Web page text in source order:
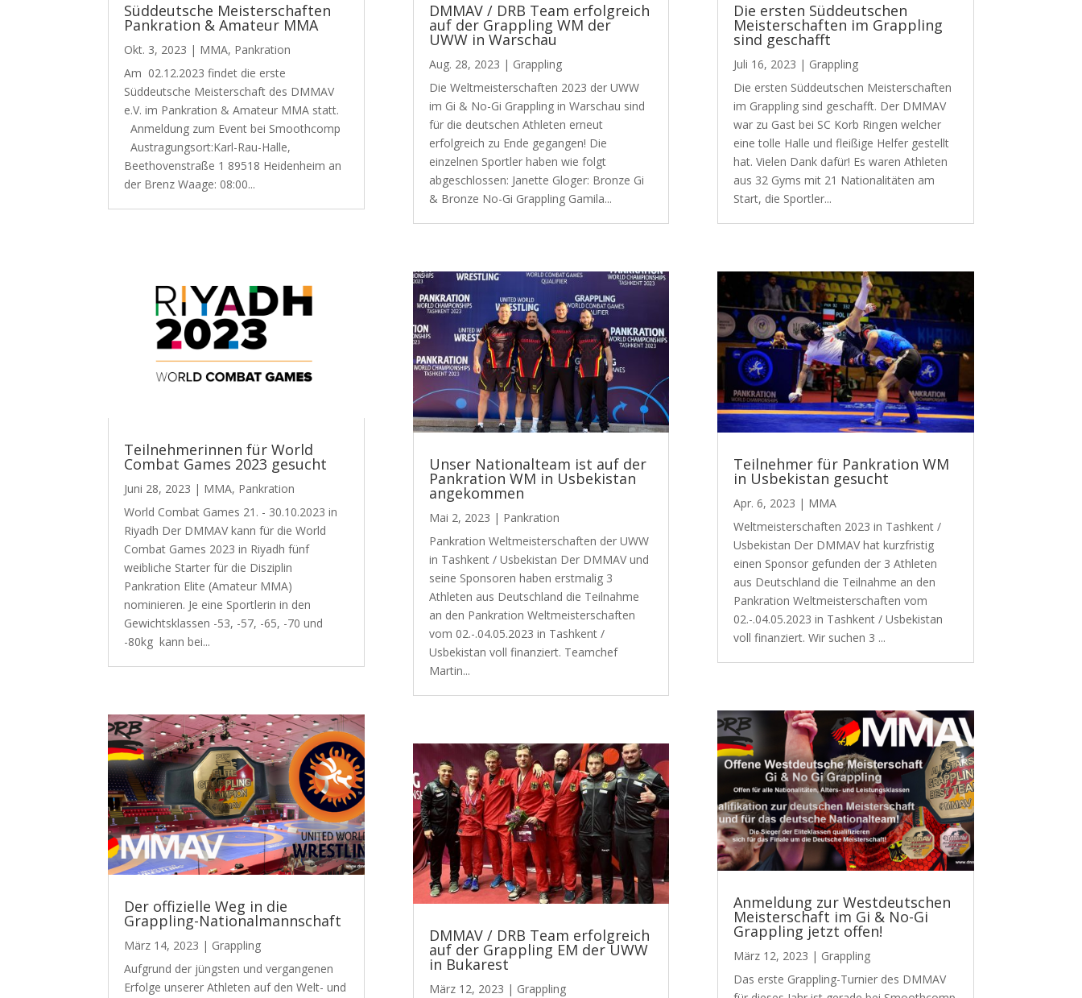
Süddeutsche Meisterschaften
Pankration & Amateur MMA
Okt. 3, 2023 | MMA, Pankration
Am 02.12.2023 findet die erste
Süddeutsche Meisterschaft des DMMAV
e.V. im Pankration & Amateur MMA statt.
Anmeldung zum Event bei Smoothcomp
Austragungsort:Karl-Rau-Halle,
Beethovenstraße 1 89518 Heidenheim an
der Brenz Waage: 08:00...
Teilnehmerinnen für World
Combat Games 2023 gesucht
Juni 28, 2023 | MMA, Pankration
World Combat Games 21. - 30.10.2023 in
Riyadh Der DMMAV kann für die World
Combat Games 2023 in Riyadh fünf
weibliche Starter für die Disziplin
Pankration Elite (Amateur MMA)
nominieren. Je eine Sportlerin in den
Gewichtsklassen -53, -57, -65, -70 und
-80kg kann bei...
Der offizielle Weg in die
Grappling-Nationalmannschaft
März 14, 2023 | Grappling
Aufgrund der jüngsten und vergangenen
Erfolge unserer Athleten auf den Welt- und
DMMAV / DRB Team erfolgreich
auf der Grappling WM der
UWW in Warschau
Aug. 28, 2023 | Grappling
Die Weltmeisterschaften 2023 der UWW
im Gi & No-Gi Grappling in Warschau sind
für die deutschen Athleten erneut
erfolgreich zu Ende gegangen! Die
einzelnen Sportler haben wie folgt
abgeschlossen: Janette Gloger: Bronze Gi
& Bronze No-Gi Grappling Gamila...
Unser Nationalteam ist auf der
Pankration WM in Usbekistan
angekommen
Mai 2, 2023 | Pankration
Pankration Weltmeisterschaften der UWW
in Tashkent / Usbekistan Der DMMAV und
seine Sponsoren haben erstmalig 3
Athleten aus Deutschland die Teilnahme
an den Pankration Weltmeisterschaften
vom 02.-.04.05.2023 in Tashkent /
Usbekistan voll finanziert. Teamchef
Martin...
DMMAV / DRB Team erfolgreich
auf der Grappling EM der UWW
in Bukarest
März 12, 2023 | Grappling
Die ersten Süddeutschen
Meisterschaften im Grappling
sind geschafft
Juli 16, 2023 | Grappling
Die ersten Süddeutschen Meisterschaften
im Grappling sind geschafft. Der DMMAV
war zu Gast bei SC Korb Ringen welcher
eine tolle Halle und fleißige Helfer gestellt
hat. Vielen Dank dafür! Es waren Athleten
aus 32 Gyms mit 21 Nationalitäten am
Start, die Sportler...
Teilnehmer für Pankration WM
in Usbekistan gesucht
Apr. 6, 2023 | MMA
Weltmeisterschaften 2023 in Tashkent /
Usbekistan Der DMMAV hat kurzfristig
einen Sponsor gefunden der 3 Athleten
aus Deutschland die Teilnahme an den
Pankration Weltmeisterschaften vom
02.-.04.05.2023 in Tashkent / Usbekistan
voll finanziert. Wir suchen 3 ...
Anmeldung zur Westdeutschen
Meisterschaft im Gi & No-Gi
Grappling jetzt offen!
März 12, 2023 | Grappling
Das erste Grappling-Turnier des DMMAV